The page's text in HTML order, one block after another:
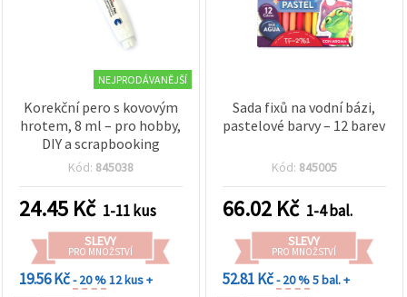
NEJPRODÁVANĚJŠÍ
Korekční pero s kovovým
hrotem, 8 ml – pro hobby,
DIY a scrapbooking
Kód: 845038
24.45 Kč 1-11 kus
SLEVY
PRO MNOŽSTVÍ
19.56 Kč- 20 %12 kus +
Sada fixů na vodní bázi,
pastelové barvy – 12 barev
Kód: 845005
66.02 Kč 1-4 bal.
SLEVY
PRO MNOŽSTVÍ
52.81 Kč- 20 %5 bal. +